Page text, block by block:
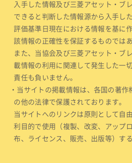
入手した情報及び三菱アセット・ブ
できると判断した情報源から入手し
評価基準日現在における情報を基に
該情報の正確性を保証するものではあ
また、当協会及び三菱アセット・ブ
載情報の利用に関連して発生した一
責任も負いません。
・当サイトの掲載情報は、各国の著
の他の法律で保護されております。
当サイトへのリンクは原則として自
利目的で使用（複製、改変、アップ
布、ライセンス、販売、出版等）す